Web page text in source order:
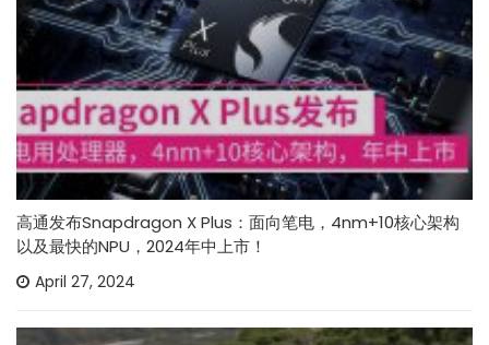
高通发布Snapdragon X Plus：面向笔电，4nm+10核心架构
以及最快的NPU，2024年中上市！
April 27, 2024